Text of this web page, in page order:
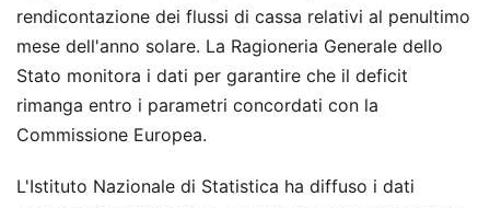
rendicontazione dei flussi di cassa relativi al penultimo
mese dell'anno solare. La Ragioneria Generale dello
Stato monitora i dati per garantire che il deficit
rimanga entro i parametri concordati con la
Commissione Europea.
L'Istituto Nazionale di Statistica ha diffuso i dati